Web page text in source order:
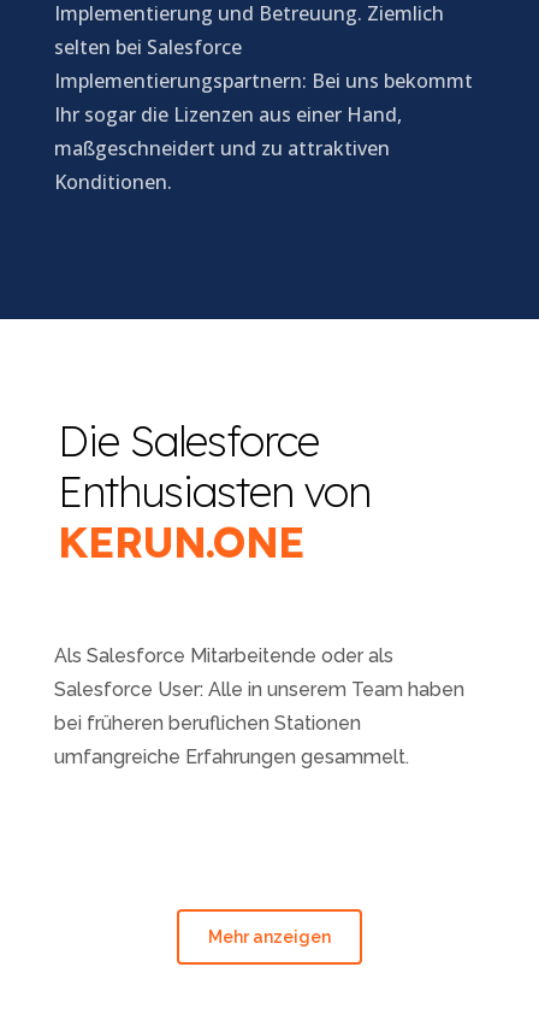
Implementierung und Betreuung. Ziemlich
selten bei Salesforce
Implementierungspartnern: Bei uns bekommt
Ihr sogar die Lizenzen aus einer Hand,
maßgeschneidert und zu attraktiven
Konditionen.
Die Salesforce
Enthusiasten von
KERUN.ONE
Als Salesforce Mitarbeitende oder als
Salesforce User: Alle in unserem Team haben
bei früheren beruflichen Stationen
umfangreiche Erfahrungen gesammelt.
Mehr anzeigen